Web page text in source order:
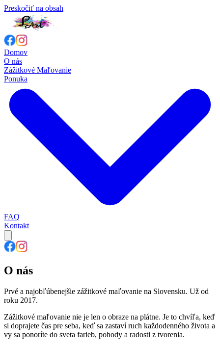
Preskočiť na obsah
Domov
O nás
Zážitkové Maľovanie
Ponuka
FAQ
Kontakt
O nás
Prvé a najobľúbenejšie zážitkové maľovanie na Slovensku. Už od
roku 2017.
Zážitkové maľovanie nie je len o obraze na plátne. Je to chvíľa, keď
si doprajete čas pre seba, keď sa zastaví ruch každodenného života a
vy sa ponoríte do sveta farieb, pohody a radosti z tvorenia.